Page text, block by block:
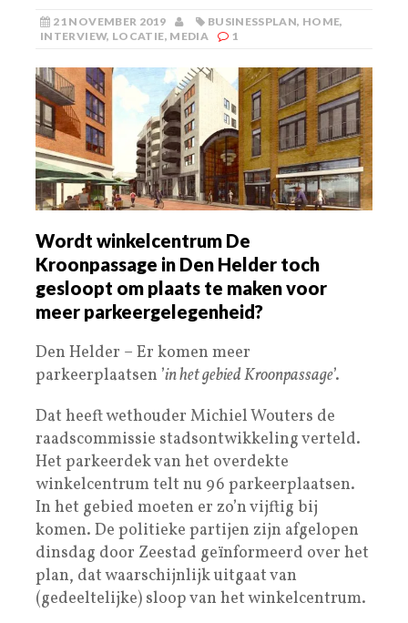
21 NOVEMBER 2019 BUSINESSPLAN, HOME,
INTERVIEW, LOCATIE, MEDIA 1
Wordt winkelcentrum De
Kroonpassage in Den Helder toch
gesloopt om plaats te maken voor
meer parkeergelegenheid?
Den Helder – Er komen meer
parkeerplaatsen ’in het gebied Kroonpassage’.
Dat heeft wethouder Michiel Wouters de
raadscommissie stadsontwikkeling verteld.
Het parkeerdek van het overdekte
winkelcentrum telt nu 96 parkeerplaatsen.
In het gebied moeten er zo’n vijftig bij
komen. De politieke partijen zijn afgelopen
dinsdag door Zeestad geïnformeerd over het
plan, dat waarschijnlijk uitgaat van
(gedeeltelijke) sloop van het winkelcentrum.